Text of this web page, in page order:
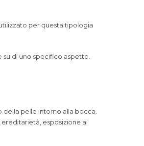
per questa tipologia
su di uno specifico aspetto.
della pelle intorno alla bocca.
esposizione ai